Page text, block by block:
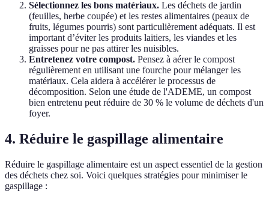
Sélectionnez les bons matériaux. Les déchets de jardin
(feuilles, herbe coupée) et les restes alimentaires (peaux de
fruits, légumes pourris) sont particulièrement adéquats. Il est
important d’éviter les produits laitiers, les viandes et les
graisses pour ne pas attirer les nuisibles.
Entretenez votre compost. Pensez à aérer le compost
régulièrement en utilisant une fourche pour mélanger les
matériaux. Cela aidera à accélérer le processus de
décomposition. Selon une étude de l'ADEME, un compost
bien entretenu peut réduire de 30 % le volume de déchets d'un
foyer.
4. Réduire le gaspillage alimentaire
Réduire le gaspillage alimentaire est un aspect essentiel de la gestion
des déchets chez soi. Voici quelques stratégies pour minimiser le
gaspillage :